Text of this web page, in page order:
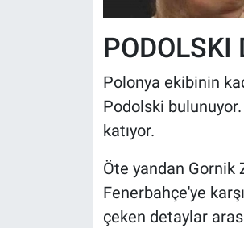
PODOLSKI
Polonya ekibinin
Podolski
katıyor.
Öte yandan
Fenerbahçe'ye
çeken detaylar